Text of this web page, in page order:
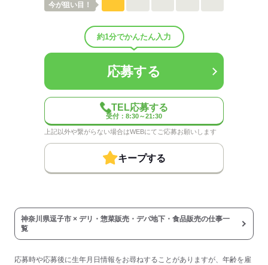
配属先部署：
■扶養控除内勤務可能
■昇給あり（年1回）
■オーケー調剤薬局での調剤のお薬代一部負担
■更衣室（共用ロッカー）あり
■休憩室あり
※レンジ・電気ポット・冷蔵庫完備
■制服貸与
※防寒用にブルゾンの貸し出しも◎
※レジのみカーディガンの貸出あり
■年始三が日休業
■慶弔見舞金等
■永年勤続表彰
食材を扱う部門ではマスク着用
今が狙い目！
約1分でかんたん入力
応募する
TEL応募する
受付：8:30～21:30
上記以外や繋がらない場合はWEBにてご応募お願いします
キープする
神奈川県逗子市 × デリ・惣菜販売・デパ地下・食品販売の仕事一
覧
応募時や応募後に生年月日情報をお尋ねすることがありますが、年齢を雇